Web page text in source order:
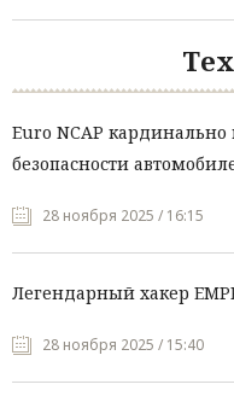
Euro NCAP кардинально
безопасности
28 ноября 2025 / 16:15
Легендарный хакер
28 ноября 2025 / 15:40